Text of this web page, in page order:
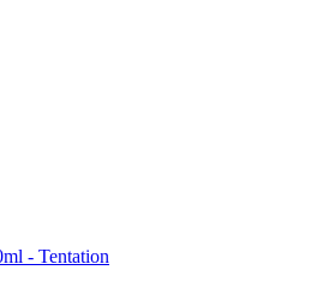
- Tentation